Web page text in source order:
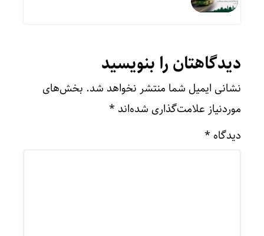
دیدگاهتان را بنویسید
نشانی ایمیل شما منتشر نخواهد شد. بخش‌های
موردنیاز علامت‌گذاری شده‌اند *
دیدگاه *